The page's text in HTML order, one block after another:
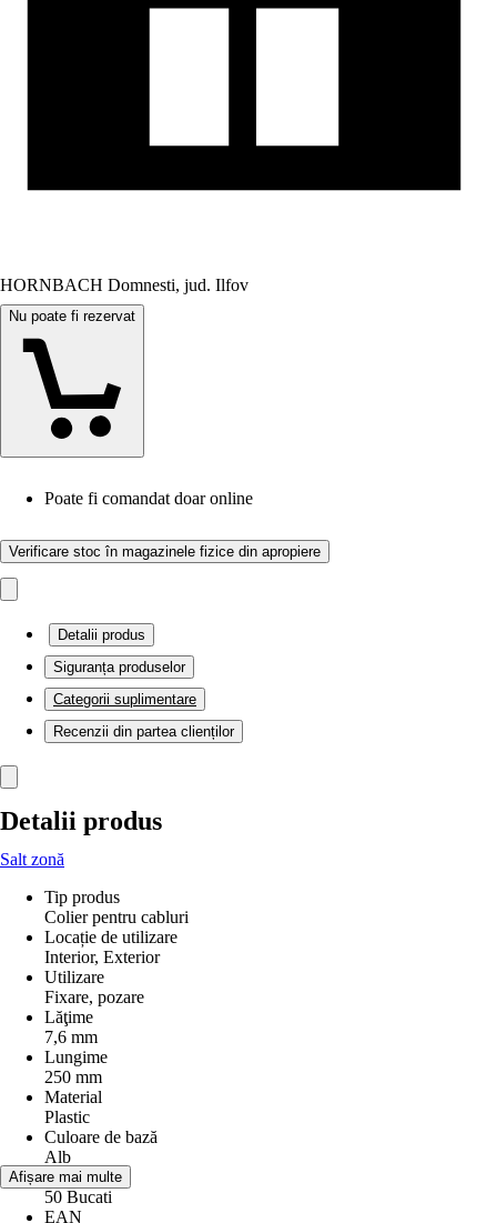
HORNBACH Domnesti, jud. Ilfov
Nu poate fi rezervat
Poate fi comandat doar online
Verificare stoc în magazinele fizice din apropiere
Detalii produs
Siguranța produselor
Categorii suplimentare
Recenzii din partea clienților
Detalii produs
Salt zonă
Tip produs
Colier pentru cabluri
Locație de utilizare
Interior, Exterior
Utilizare
Fixare, pozare
Lăţime
7,6 mm
Lungime
250 mm
Material
Plastic
Culoare de bază
Alb
Conţinut
50 Bucati
EAN
Afișare mai multe